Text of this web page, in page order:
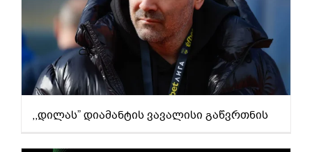
,,დილას” დიამანტის ვავალისი გაწვრთნის